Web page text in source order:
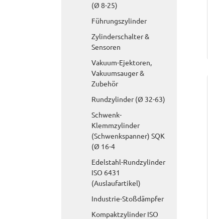
(Ø 8-25)
Führungszylinder
Zylinderschalter &
Sensoren
Vakuum-Ejektoren,
Vakuumsauger &
Zubehör
Rundzylinder (Ø 32-63)
Schwenk-
Klemmzylinder
(Schwenkspanner) SQK
(Ø 16-4
Edelstahl-Rundzylinder
ISO 6431
(Auslaufartikel)
Industrie-Stoßdämpfer
Kompaktzylinder ISO